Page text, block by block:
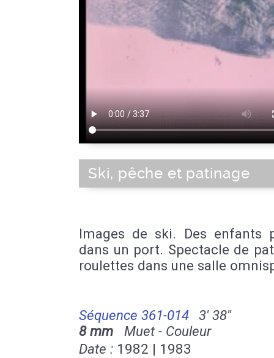
Ski, pêche et patinage
Images de ski. Des enfants
dans un port. Spectacle de
roulettes dans une salle
Séquence 361-014
3' 38''
8 mm Muet - Couleur
Date : 1982 | 1983